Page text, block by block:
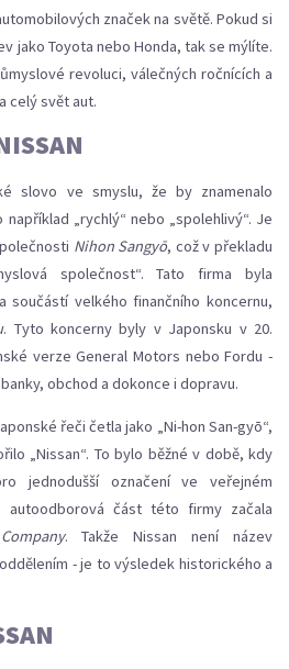
značek na světě. Pokud si
jako Toyota nebo Honda, tak se mýlíte.
revoluci, válečných ročnících a
celý svět aut.
slovo ve smyslu, že by znamenalo
„rychlý“ nebo „spolehlivý“. Je
Nihon Sangyō, což v překladu
společnost“. Tato firma byla
součástí velkého finančního koncernu,
. Tyto koncerny byly v Japonsku v 20.
verze General Motors nebo Fordu -
obchod a dokonce i dopravu.
řeči četla jako „Ni-hon San-gyō“,
„Nissan“. To bylo běžné v době, kdy
jednodušší označení ve veřejném
část této firmy začala
. Takže Nissan není název
- je to výsledek historického a